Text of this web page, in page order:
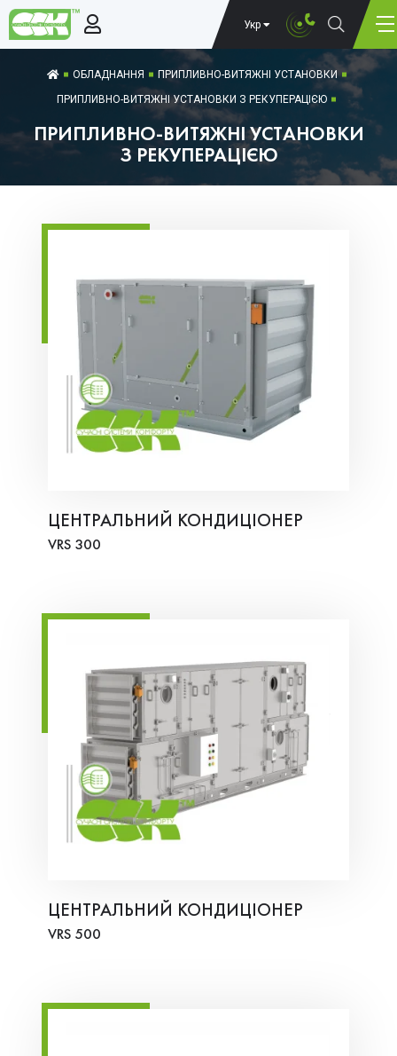
Укр
ОБЛАДНАННЯ
ПРИПЛИВНО-ВИТЯЖНІ УСТАНОВКИ
ПРИПЛИВНО-ВИТЯЖНІ УСТАНОВКИ З РЕКУПЕРАЦІЄЮ
ПРИПЛИВНО-ВИТЯЖНІ УСТАНОВКИ
З РЕКУПЕРАЦІЄЮ
ЦЕНТРАЛЬНИЙ КОНДИЦІОНЕР
VRS 300
ЦЕНТРАЛЬНИЙ КОНДИЦІОНЕР
VRS 500